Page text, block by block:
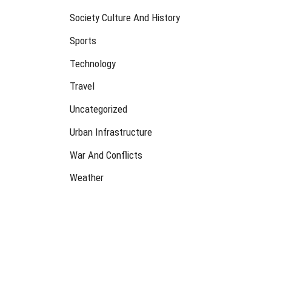
Society Culture And History
Sports
Technology
Travel
Uncategorized
Urban Infrastructure
War And Conflicts
Weather